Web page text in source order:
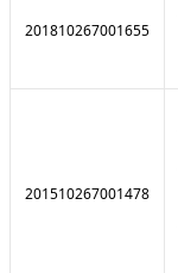
201810267001655
201510267001478